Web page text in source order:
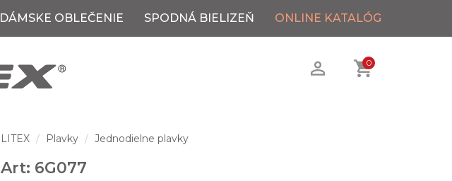
DÁMSKE OBLEČENIE SPODNÁ BIELIZEŇ ONLINE KATALÓG
0
LITEX Plavky Jednodielne plavky
Art: 6G077